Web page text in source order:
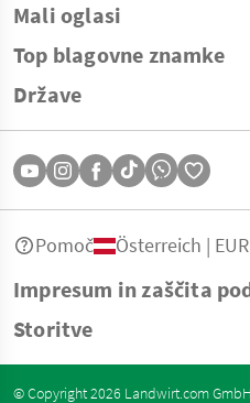
Mali oglasi
Top blagovne znamke
Države
Impresum in zaščita
Storitve
Pomoč Österreich | EUR
© Copyright 2026 Landwirt.com